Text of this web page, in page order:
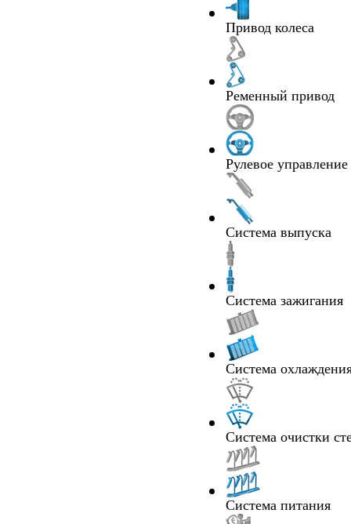
Привод колеса
Ременный привод
Рулевое управление
Система выпуска
Система зажигания
Система
Система очистки
Система питания